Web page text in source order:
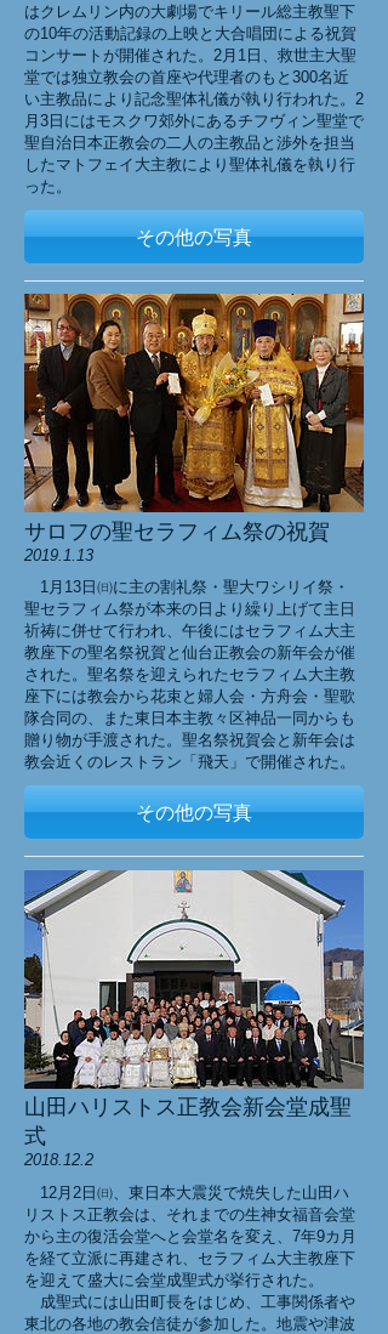
はクレムリン内の大劇場でキリール総主教聖下
の10年の活動記録の上映と大合唱団による祝賀
コンサートが開催された。2月1日、救世主大聖
堂では独立教会の首座や代理者のもと300名近
い主教品により記念聖体礼儀が執り行われた。2
月3日にはモスクワ郊外にあるチフヴィン聖堂で
聖自治日本正教会の二人の主教品と渉外を担当
したマトフェイ大主教により聖体礼儀を執り行
った。
その他の写真
サロフの聖セラフィム祭の祝賀
2019.1.13
1月13日㈰に主の割礼祭・聖大ワシリイ祭・
聖セラフィム祭が本来の日より繰り上げて主日
祈祷に併せて行われ、午後にはセラフィム大主
教座下の聖名祭祝賀と仙台正教会の新年会が催
された。聖名祭を迎えられたセラフィム大主教
座下には教会から花束と婦人会・方舟会・聖歌
隊合同の、また東日本主教々区神品一同からも
贈り物が手渡された。聖名祭祝賀会と新年会は
教会近くのレストラン「飛天」で開催された。
その他の写真
山田ハリストス正教会新会堂成聖
式
2018.12.2
12月2日㈰、東日本大震災で焼失した山田ハ
リストス正教会は、それまでの生神女福音会堂
から主の復活会堂へと会堂名を変え、7年9カ月
を経て立派に再建され、セラフィム大主教座下
を迎えて盛大に会堂成聖式が挙行された。
成聖式には山田町長をはじめ、工事関係者や
東北の各地の教会信徒が参加した。地震や津波